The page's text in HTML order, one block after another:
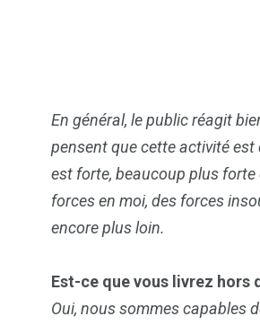
En général, le public réagit
pensent que cette activité
est forte, beaucoup plus forte
forces en moi, des forces
encore plus loin.
Est-ce que vous livrez hors
Oui, nous sommes capables